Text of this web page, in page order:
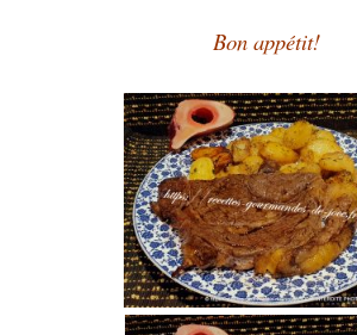
Bon appétit!